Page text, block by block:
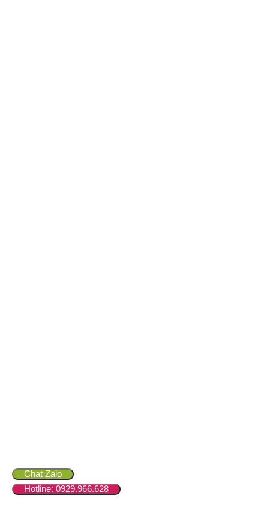
Chat Zalo
Hotline: 0929.966.628